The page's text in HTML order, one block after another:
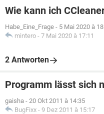
Wie kann ich
Habe_Eine_Frage - 5 Mai 2020 à
mintero - 7 Mai 2020 à 17:11
2 Antworten
Programm lässt sich
gaisha - 20 Okt 2011 à 14:35
BugFixx - 9 Dez 2011 à 15:17